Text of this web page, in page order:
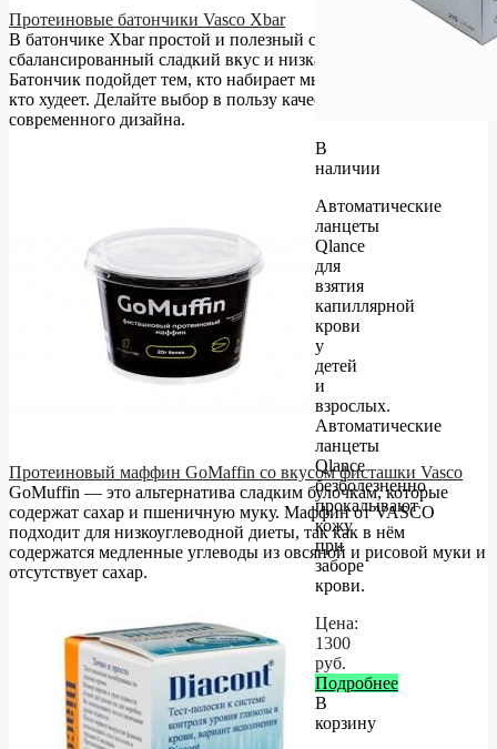
Протеиновые батончики Vasco Xbar
В батончике Xbar простой и полезный состав,
сбалансированный сладкий вкус и низкая калорийность.
Батончик подойдет тем, кто набирает мышечную массу и тем,
кто худеет. Делайте выбор в пользу качественного состава и
современного дизайна.
Протеиновый маффин GoMaffin со вкусом фисташки Vasco
GoMuffin — это альтернатива сладким булочкам, которые
содержат сахар и пшеничную муку. Маффин от VASCO
подходит для низкоуглеводной диеты, так как в нём
содержатся медленные углеводы из овсяной и рисовой муки и
отсутствует сахар.
В
наличии
Автоматические
ланцеты
Qlance
для
взятия
капиллярной
крови
у
детей
и
взрослых.
Автоматические
ланцеты
Qlance
безболезненно
прокалывают
кожу
при
заборе
крови.
Цена:
1300
руб.
Подробнее
В
корзину